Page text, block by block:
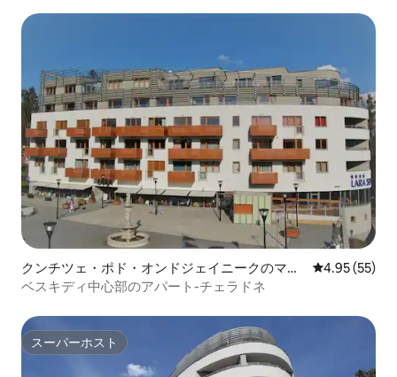
クンチツェ・ポド・オンドジェイニークのマン
ション・アパート
レビュー55
4.95 (55)
ベスキディ中心部のアパート-チェラドネ
スーパーホスト
スーパーホスト